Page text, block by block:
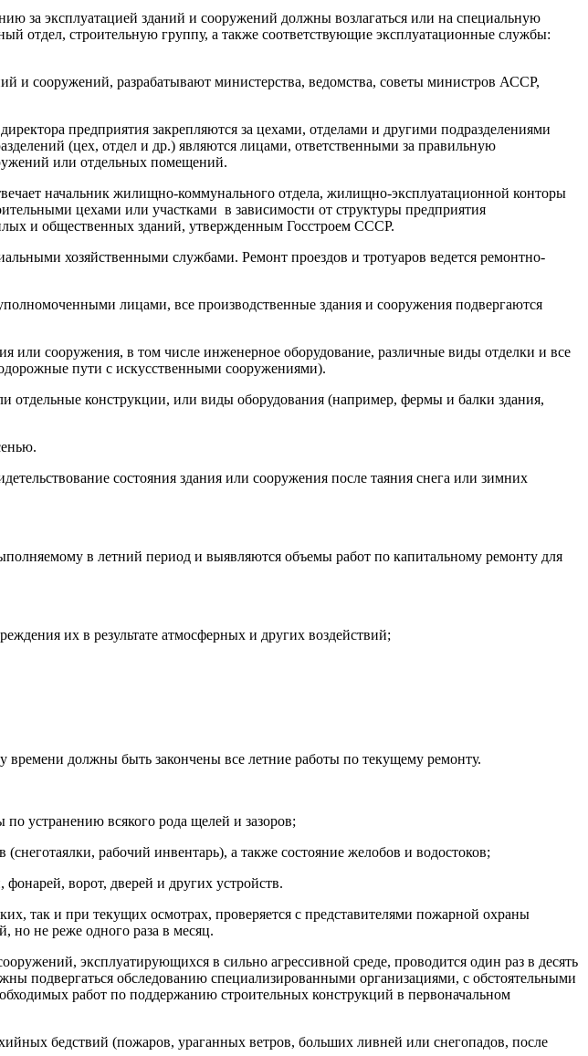
за эксплуатацией зданий и сооружений должны возлагаться или на специальную
отдел, строительную группу, а также соответствующие эксплуатационные службы:
и сооружений, разрабатывают министерства, ведомства, советы министров АССР,
предприятия закрепляются за цехами, отделами и другими подразделениями
(цех, отдел и др.) являются лицами, ответственными за правильную
или отдельных помещений.
начальник жилищно-коммунального отдела, жилищно-эксплуатационной конторы
цехами или участками в зависимости от структуры предприятия
и общественных зданий, утвержденным Госстроем СССР.
хозяйственными службами. Ремонт проездов и тротуаров ведется ремонтно-
лицами, все производственные здания и сооружения подвергаются
или сооружения, в том числе инженерное оборудование, различные виды отделки и все
пути с искусственными сооружениями).
отдельные конструкции, или виды оборудования (например, фермы и балки здания,
состояния здания или сооружения после таяния снега или зимних
в летний период и выявляются объемы работ по капитальному ремонту для
их в результате атмосферных и других воздействий;
должны быть закончены все летние работы по текущему ремонту.
устранению всякого рода щелей и зазоров;
рабочий инвентарь), а также состояние желобов и водостоков;
ворот, дверей и других устройств.
так и при текущих осмотрах, проверяется с представителями пожарной охраны
но не реже одного раза в месяц.
эксплуатирующихся в сильно агрессивной среде, проводится один раз в десять
подвергаться обследованию специализированными организациями, с обстоятельными
работ по поддержанию строительных конструкций в первоначальном
бедствий (пожаров, ураганных ветров, больших ливней или снегопадов, после